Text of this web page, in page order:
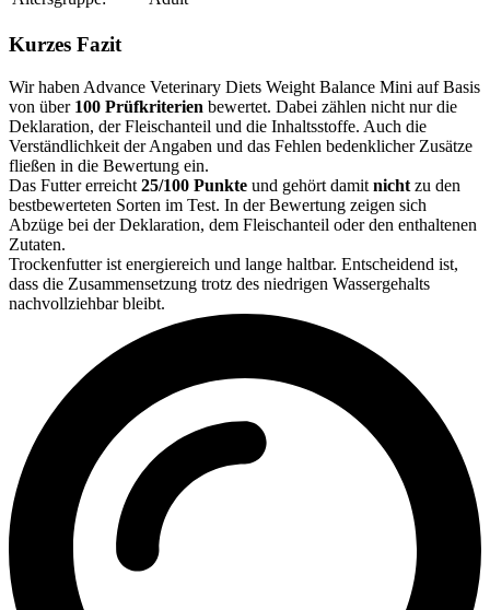
Kurzes Fazit
Wir haben Advance Veterinary Diets Weight Balance Mini auf Basis
von über 100 Prüfkriterien bewertet. Dabei zählen nicht nur die
Deklaration, der Fleischanteil und die Inhaltsstoffe. Auch die
Verständlichkeit der Angaben und das Fehlen bedenklicher Zusätze
fließen in die Bewertung ein.
Das Futter erreicht 25/100 Punkte und gehört damit nicht zu den
bestbewerteten Sorten im Test. In der Bewertung zeigen sich
Abzüge bei der Deklaration, dem Fleischanteil oder den enthaltenen
Zutaten.
Trockenfutter ist energiereich und lange haltbar. Entscheidend ist,
dass die Zusammensetzung trotz des niedrigen Wassergehalts
nachvollziehbar bleibt.